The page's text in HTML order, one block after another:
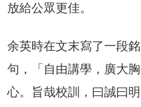
放給公眾更佳。
余英時在文末寫了一段
句，「自由講學，廣大
心。旨哉校訓，曰誠曰